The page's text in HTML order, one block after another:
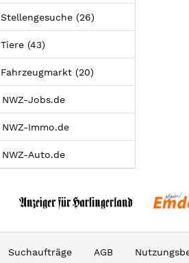
Stellengesuche (26Anzeigen
)
Tiere (43Anzeigen
)
Fahrzeugmarkt (20Anzeigen
)
NWZ-Jobs.de
NWZ-Immo.de
NWZ-Auto.de
Suchaufträge AGB